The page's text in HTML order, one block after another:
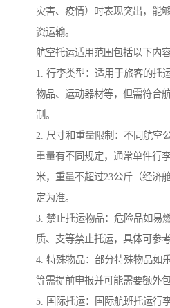
灾害、疫情）时表现突出，能
资运输。
航空托运适用范围包括以下内容
1. 行李类型：适用于旅客的托
物品、运动器材等，但需符合
制。
2. 尺寸和重量限制：不同航空
重量有不同规定，通常单件行
米，重量不超过23公斤（经济
定为准。
3. 禁止托运物品：危险品如易
质、支等禁止托运，具体可参
4. 特殊物品：部分特殊物品如
等需提前申报并可能需要额外
5. 国际托运：国际航班托运行